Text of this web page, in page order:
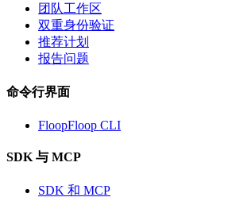
团队工作区
双重身份验证
推荐计划
报告问题
命令行界面
FloopFloop CLI
SDK 与 MCP
SDK 和 MCP